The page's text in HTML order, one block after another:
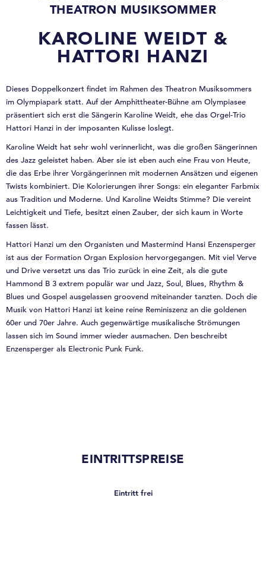
THEATRON MUSIKSOMMER
KAROLINE WEIDT &
HATTORI HANZI
Dieses Doppelkonzert findet im Rahmen des Theatron Musiksommers
im Olympiapark statt. Auf der Amphittheater-Bühne am Olympiasee
präsentiert sich erst die Sängerin Karoline Weidt, ehe das Orgel-Trio
Hattori Hanzi in der imposanten Kulisse loslegt.
Karoline Weidt hat sehr wohl verinnerlicht, was die großen Sängerinnen
des Jazz geleistet haben. Aber sie ist eben auch eine Frau von Heute,
die das Erbe ihrer Vorgängerinnen mit modernen Ansätzen und eigenen
Twists kombiniert. Die Kolorierungen ihrer Songs: ein eleganter Farbmix
aus Tradition und Moderne. Und Karoline Weidts Stimme? Die vereint
Leichtigkeit und Tiefe, besitzt einen Zauber, der sich kaum in Worte
fassen lässt.
Hattori Hanzi um den Organisten und Mastermind Hansi Enzensperger
ist aus der Formation Organ Explosion hervorgegangen. Mit viel Verve
und Drive versetzt uns das Trio zurück in eine Zeit, als die gute
Hammond B 3 extrem populär war und Jazz, Soul, Blues, Rhythm &
Blues und Gospel ausgelassen groovend miteinander tanzten. Doch die
Musik von Hattori Hanzi ist keine reine Reminiszenz an die goldenen
60er und 70er Jahre. Auch gegenwärtige musikalische Strömungen
lassen sich im Sound immer wieder ausmachen. Den beschreibt
Enzensperger als Electronic Punk Funk.
EINTRITTSPREISE
Eintritt frei